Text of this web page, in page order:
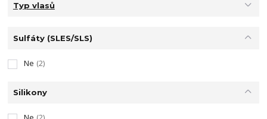
Typ vlasů
Sulfáty (SLES/SLS)
Ne (2)
Silikony